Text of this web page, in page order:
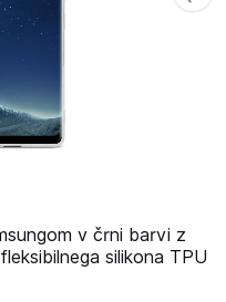
v črni barvi z
silikona TPU